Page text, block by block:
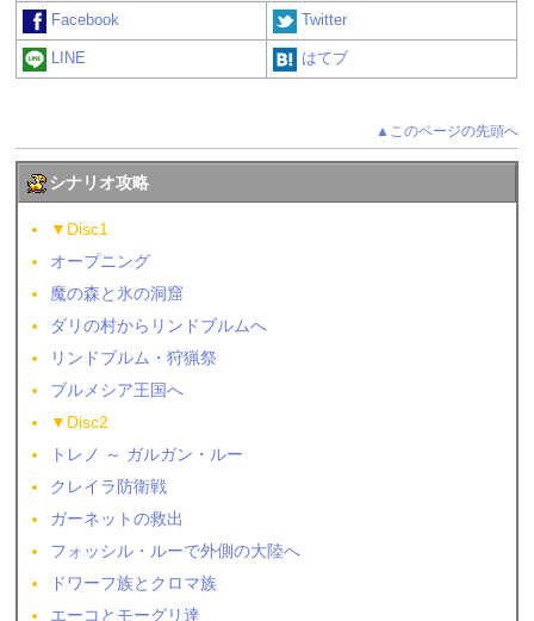
Facebook Twitter
LINE はてブ
▲このページの先頭へ
シナリオ攻略
▼Disc1
オープニング
魔の森と氷の洞窟
ダリの村からリンドブルムへ
リンドブルム・狩猟祭
ブルメシア王国へ
▼Disc2
トレノ ～ ガルガン・ルー
クレイラ防衛戦
ガーネットの救出
フォッシル・ルーで外側の大陸へ
ドワーフ族とクロマ族
エーコとモーグリ達